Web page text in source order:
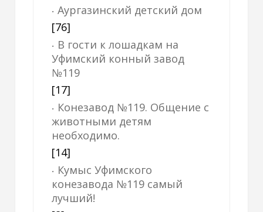
Аургазинский детский дом
[76]
В гости к лошадкам на
Уфимский конный завод
№119
[17]
Конезавод №119. Общение с
животными детям
необходимо.
[14]
Кумыс Уфимского
конезавода №119 самый
лучший!